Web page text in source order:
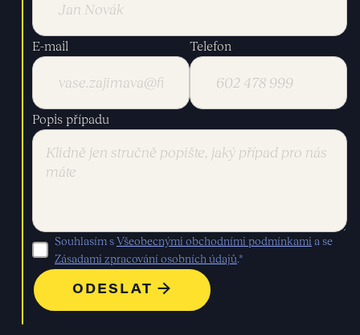
E-mail Telefon
Popis případu
Souhlasím sVšeobecnými obchodními podmínkami a se
Zásadami zpracování osobních údajů.*